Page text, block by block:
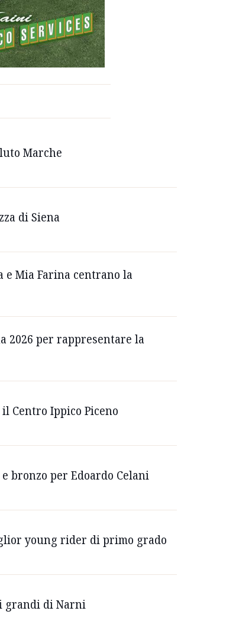
Marche
di Siena
e Mia Farina centrano la
2026 per rappresentare la
Centro Ippico Piceno
bronzo per Edoardo Celani
young rider di primo grado
grandi di Narni